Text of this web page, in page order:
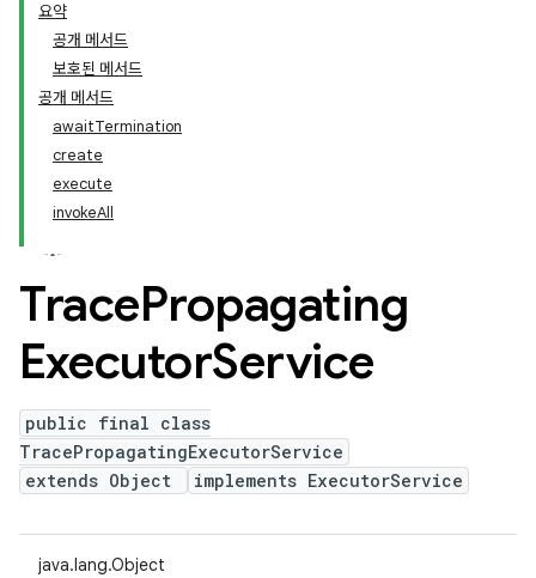
요약
공개 메서드
보호된 메서드
공개 메서드
awaitTermination
create
execute
invokeAll
TracePropagating
ExecutorService
public final class
TracePropagatingExecutorService
extends Object
implements ExecutorService
java.lang.Object